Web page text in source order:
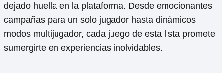
dejado huella en la plataforma. Desde emocionantes
campañas para un solo jugador hasta dinámicos
modos multijugador, cada juego de esta lista promete
sumergirte en experiencias inolvidables.